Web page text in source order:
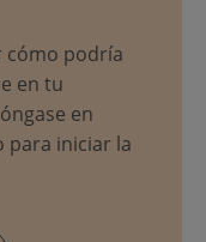
cómo podría
en tu
en
para iniciar la